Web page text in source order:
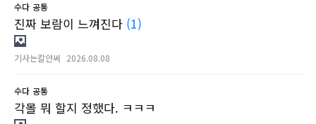
수다 공통
진짜 보람이 느껴진다 (1)
기사는칼안써 2026.08.08
수다 공통
각몰 뭐 할지 정했다. ㅋㅋㅋ